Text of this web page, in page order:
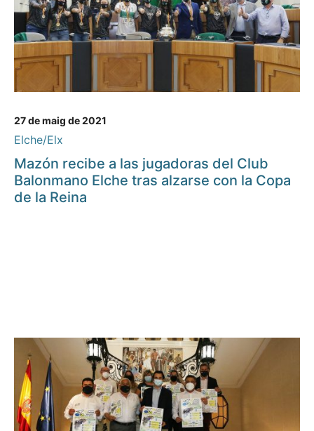
27 de maig de 2021
Elche/Elx
Mazón recibe a las jugadoras del Club
Balonmano Elche tras alzarse con la Copa
de la Reina